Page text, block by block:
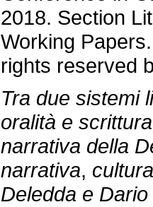
2018. Section
Working
rights reserved
Tra due sistemi
oralità e
narrativa della
narrativa,
Deledda e